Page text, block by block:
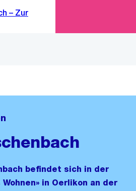
befindet sich in der
in Oerlikon an der